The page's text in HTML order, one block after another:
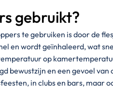
gebruikt?
te gebruiken is door de
en wordt geïnhaleerd, wat
op
bewustzijn en een gevoel
in clubs en bars, maar